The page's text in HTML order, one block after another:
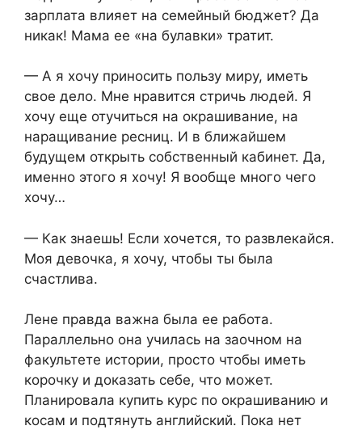
зарплата влияет на семейный бюджет? Да
никак! Мама ее «на булавки» тратит.
— А я хочу приносить пользу миру, иметь
свое дело. Мне нравится стричь людей. Я
хочу еще отучиться на окрашивание, на
наращивание ресниц. И в ближайшем
будущем открыть собственный кабинет. Да,
именно этого я хочу! Я вообще много чего
хочу…
— Как знаешь! Если хочется, то развлекайся.
Моя девочка, я хочу, чтобы ты была
счастлива.
Лене правда важна была ее работа.
Параллельно она училась на заочном на
факультете истории, просто чтобы иметь
корочку и доказать себе, что может.
Планировала купить курс по окрашиванию и
косам и подтянуть английский. Пока нет